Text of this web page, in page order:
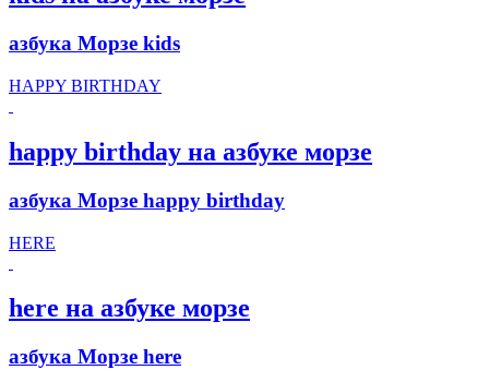
азбука Морзе kids
HAPPY BIRTHDAY
happy birthday на азбуке морзе
азбука Морзе happy birthday
HERE
here на азбуке морзе
азбука Морзе here